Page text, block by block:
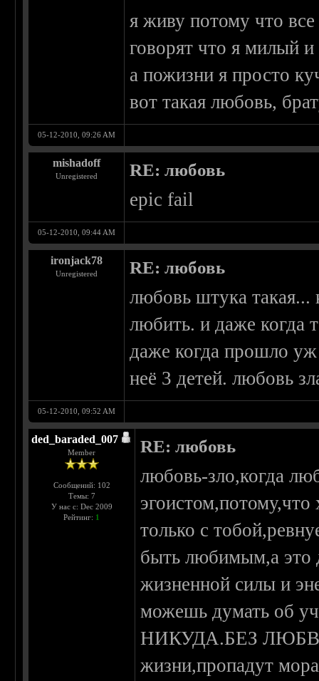
я живу потому что
говорят что я милый
а пожизни я просто
вот такая любовь,
05-12-2010, 09:26 AM
mishadoff
Unregistered RE: любовь
epic fail
05-12-2010, 09:44 AM
ironjack78
Unregistered RE: любовь
любовь штука такая...
любить. и даже когда
даже когда прошло
неё 3 детей. любовь
05-12-2010, 09:52 AM
ded_baraded_007
Member
Сообщений: 102
Темы: 7
У нас с: Dec 2009
Рейтинг: 1
RE: любовь
любовь-зло,когда
только с
быть любимым,а это
жизненной силы и
можешь думать об
НИКУДА.БЕЗ
жизни,пропадут